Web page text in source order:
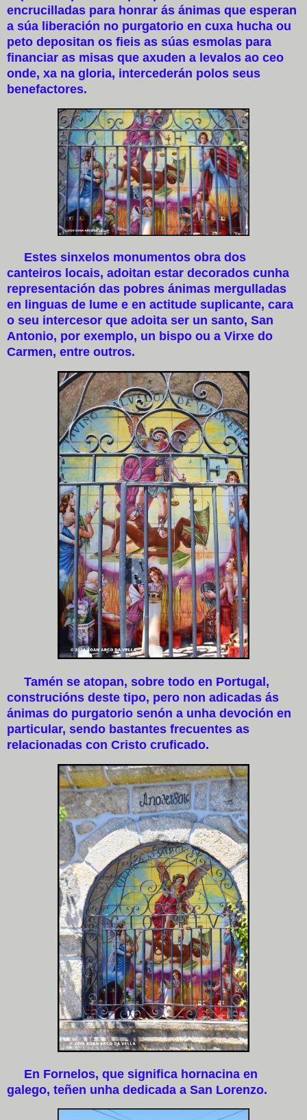
encrucilladas para honrar ás ánimas que esperan
a súa liberación no purgatorio en cuxa hucha ou
peto depositan os fieis as súas esmolas para
financiar as misas que axuden a levalos ao ceo
onde, xa na gloria, intercederán polos seus
benefactores.
Estes sinxelos monumentos obra dos
canteiros locais, adoitan estar decorados cunha
representación das pobres ánimas mergulladas
en linguas de lume e en actitude suplicante, cara
o seu intercesor que adoita ser un santo, San
Antonio, por exemplo, un bispo ou a Virxe do
Carmen, entre outros.
Tamén se atopan, sobre todo en Portugal,
construcións deste tipo, pero non adicadas ás
ánimas do purgatorio senón a unha devoción en
particular, sendo bastantes frecuentes as
relacionadas con Cristo cruficado.
En Fornelos, que significa hornacina en
galego, teñen unha dedicada a San Lorenzo.